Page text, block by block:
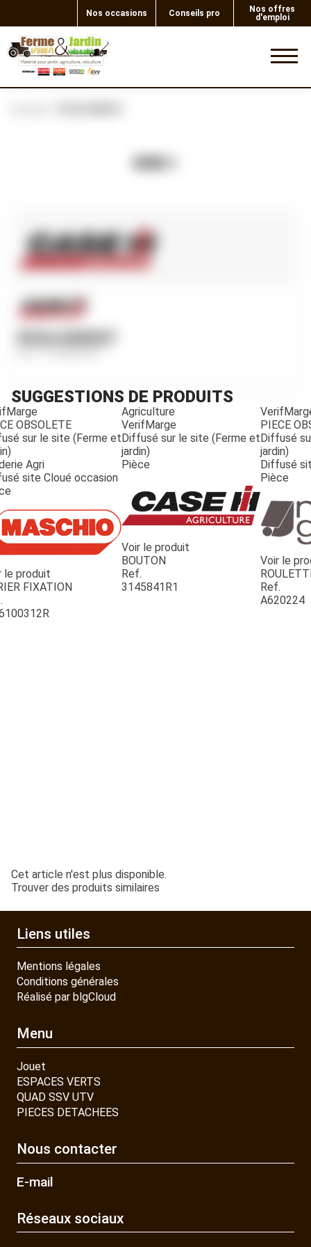
Nos occasions Conseils pro
Nos offres
d'emploi
JOUET
Ref. 3142880R91
SUGGESTIONS DE PRODUITS
OBSOLETE
sur le site (Ferme et
Agri
site Cloué occasion
le produit
FIXATION
Agriculture
VerifMarge
Diffusé sur le site (Ferme et
jardin)
Pièce
Voir le produit
BOUTON
Ref.
3145841R1
PIECE
Diffusé
jardin)
Diffusé
Pièce
Voir le
Ref.
A620224
Cet article n'est plus disponible.
Trouver des produits similaires
Liens utiles
Mentions légales
Conditions générales
Réalisé par blgCloud
Menu
Jouet
ESPACES VERTS
QUAD SSV UTV
PIECES DETACHEES
Nous contacter
E-mail
Réseaux sociaux